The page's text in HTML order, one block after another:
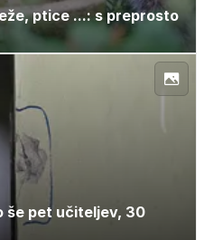
ptice ...: s preprosto
še pet učiteljev, 30